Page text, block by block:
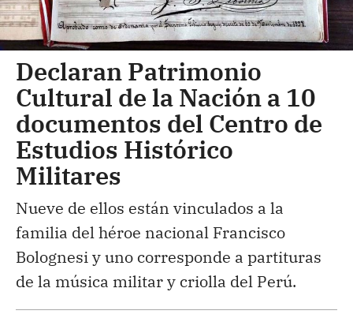
Declaran Patrimonio
Cultural de la Nación a 10
documentos del Centro de
Estudios Histórico
Militares
Nueve de ellos están vinculados a la
familia del héroe nacional Francisco
Bolognesi y uno corresponde a partituras
de la música militar y criolla del Perú.